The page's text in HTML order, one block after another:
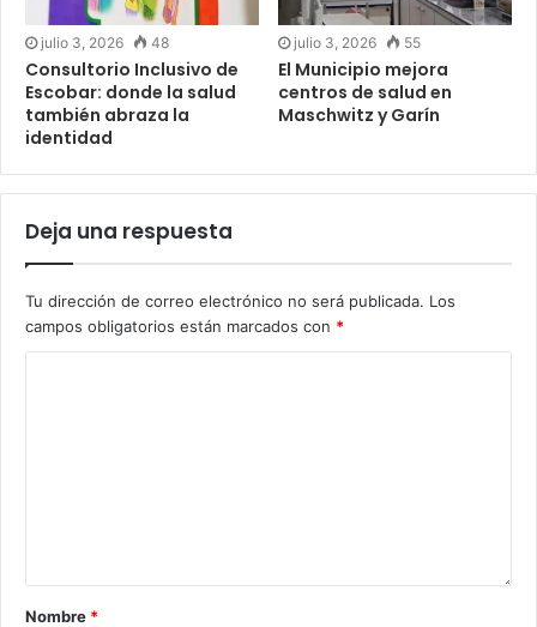
julio 3, 2026 48
Consultorio Inclusivo de
Escobar: donde la salud
también abraza la
identidad
julio 3, 2026 55
El Municipio mejora
centros de salud en
Maschwitz y Garín
Deja una respuesta
Tu dirección de correo electrónico no será publicada. Los
campos obligatorios están marcados con *
Nombre *